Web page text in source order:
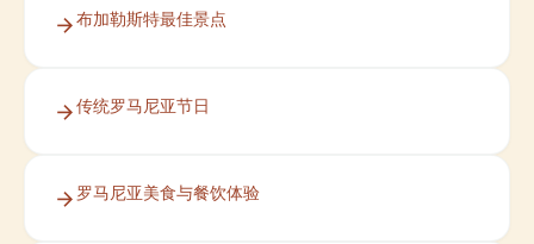
布加勒斯特最佳景点
传统罗马尼亚节日
罗马尼亚美食与餐饮体验